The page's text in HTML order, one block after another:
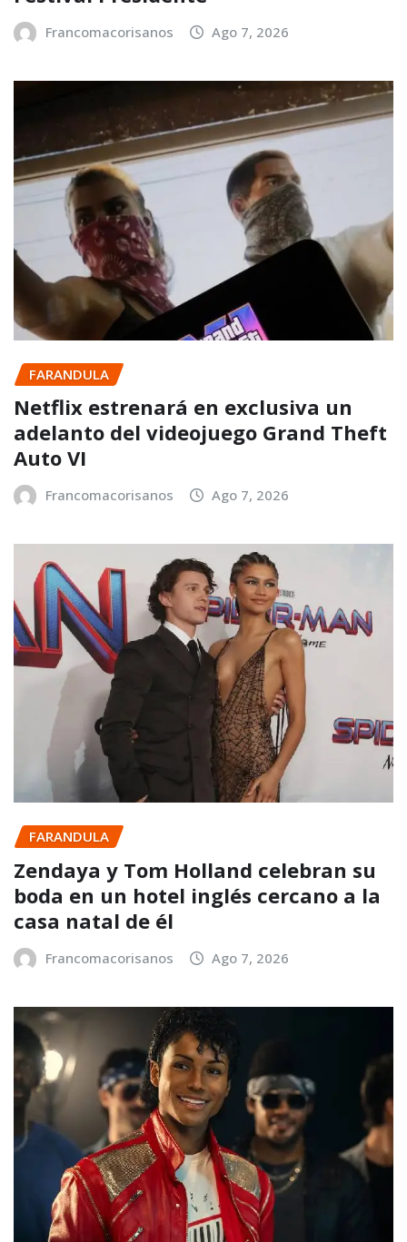
Francomacorisanos Ago 7, 2026
FARANDULA
Netflix estrenará en exclusiva un
adelanto del videojuego Grand Theft
Auto VI
Francomacorisanos Ago 7, 2026
FARANDULA
Zendaya y Tom Holland celebran su
boda en un hotel inglés cercano a la
casa natal de él
Francomacorisanos Ago 7, 2026